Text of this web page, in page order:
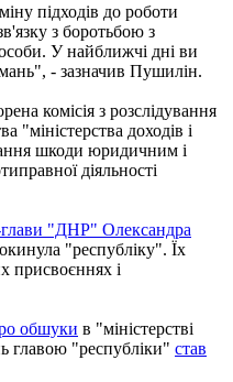
підходів до роботи
з боротьбою з
У найближчі дні ви
- зазначив Пушилін.
комісія з розслідування
"міністерства доходів і
шкоди юридичним і
діяльності
глави "ДНР" Олександра
"республіку". Їх
присвоєннях і
обшуки в "міністерстві
главою "республіки" став